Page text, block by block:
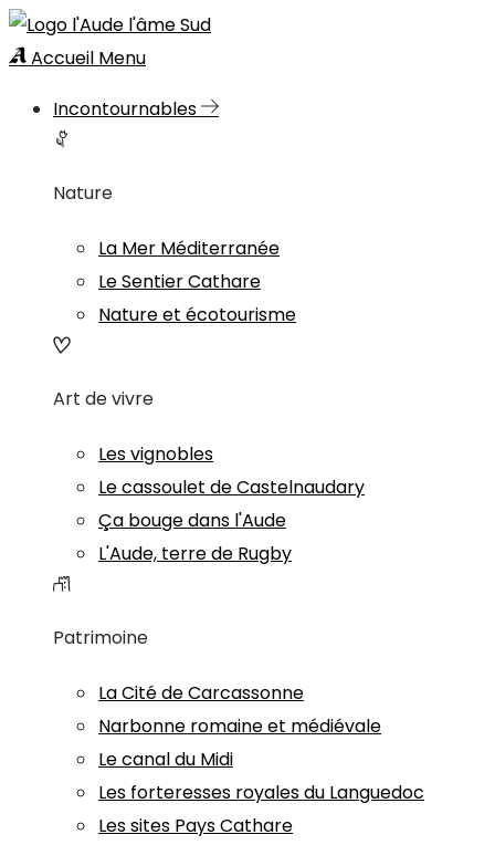
Accueil Menu
Incontournables
Nature
La Mer Méditerranée
Le Sentier Cathare
Nature et écotourisme
Art de vivre
Les vignobles
Le cassoulet de Castelnaudary
Ça bouge dans l'Aude
L'Aude, terre de Rugby
Patrimoine
La Cité de Carcassonne
Narbonne romaine et médiévale
Le canal du Midi
Les forteresses royales du Languedoc
Les sites Pays Cathare